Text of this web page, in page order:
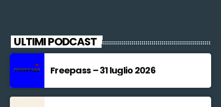
ULTIMI PODCAST
Freepass – 31 luglio 2026